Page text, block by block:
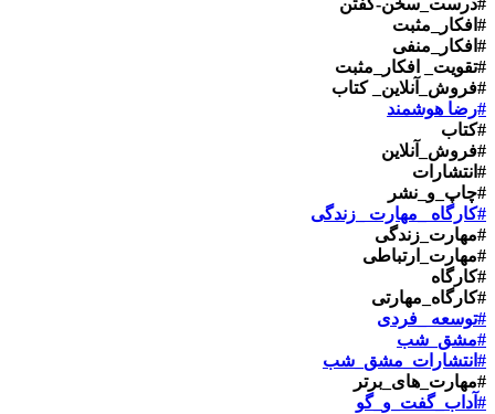
#درست_سخن-گفتن
#افکار_مثبت
#افکار_منفی
#تقویت_ افکار_مثبت
#فروش_آنلاین_ کتاب
#رضا هوشمند
#کتاب
#فروش_آنلاین
#انتشارات
#چاپ_و_نشر
#کارگاه _مهارت _زندگی
#مهارت_زندگی
#مهارت_ارتباطی
#کارگاه
#کارگاه_مهارتی
#توسعه _فردی
#مشق_شب
#انتشارات_مشق_شب
#مهارت_های_برتر
#آداب_گفت_و_گو